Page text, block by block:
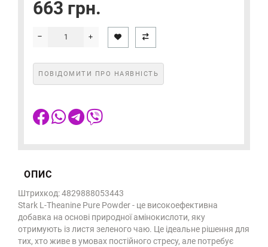
663 грн.
ПОВІДОМИТИ ПРО НАЯВНІСТЬ
ОПИС
Штрихкод: 4829888053443
Stark L-Theanine Pure Powder - це високоефективна
добавка на основі природної амінокислоти, яку
отримують із листя зеленого чаю. Це ідеальне рішення для
тих, хто живе в умовах постійного стресу, але потребує